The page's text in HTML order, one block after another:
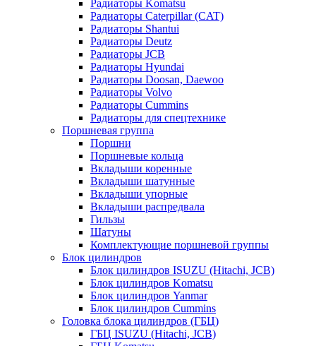
Радиаторы Komatsu
Радиаторы Caterpillar (CAT)
Радиаторы Shantui
Радиаторы Deutz
Радиаторы JCB
Радиаторы Hyundai
Радиаторы Doosan, Daewoo
Радиаторы Volvo
Радиаторы Cummins
Радиаторы для спецтехнике
Поршневая группа
Поршни
Поршневые кольца
Вкладыши коренные
Вкладыши шатунные
Вкладыши упорные
Вкладыши распредвала
Гильзы
Шатуны
Комплектующие поршневой группы
Блок цилиндров
Блок цилиндров ISUZU (Hitachi, JCB)
Блок цилиндров Komatsu
Блок цилиндров Yanmar
Блок цилиндров Cummins
Головка блока цилиндров (ГБЦ)
ГБЦ ISUZU (Hitachi, JCB)